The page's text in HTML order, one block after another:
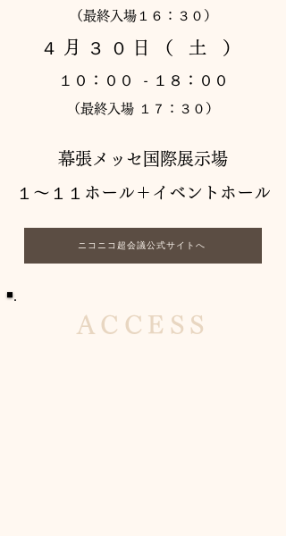
（最終入場１６：３０）
４月３０日（ 土 ）
１０：００ - １８：００
（最終入場 １７：３０）
幕張メッセ国際展示場
１〜１１ホール＋イベントホール
ニコニコ超会議公式サイトへ
​ACCESS